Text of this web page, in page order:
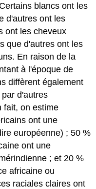
blancs ont les
d'autres ont les
ont les cheveux
que d'autres ont les
En raison de la
à l'époque de
diffèrent également
d'autres
fait, on estime
ont une
européenne) ; 50 %
ont une
; et 20 %
africaine ou
raciales claires ont